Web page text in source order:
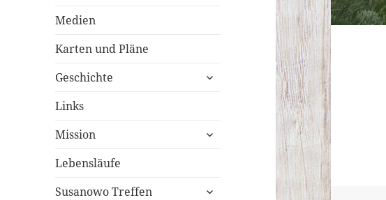
Medien
Karten und Pläne
Geschichte
untermenü
Links
Mission
untermenü
Lebensläufe
Susanowo Treffen
untermenü